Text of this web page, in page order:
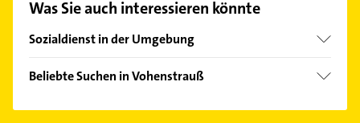
unserem Kontaktdaten-Bereich auswählen. Hier
finden Sie alle
Kontaktdaten
Was Sie auch interessieren könnte
Sozialdienst in der Umgebung
Weiden in der Oberpfalz
Plößberg
Beliebte Suchen in Vohenstrauß